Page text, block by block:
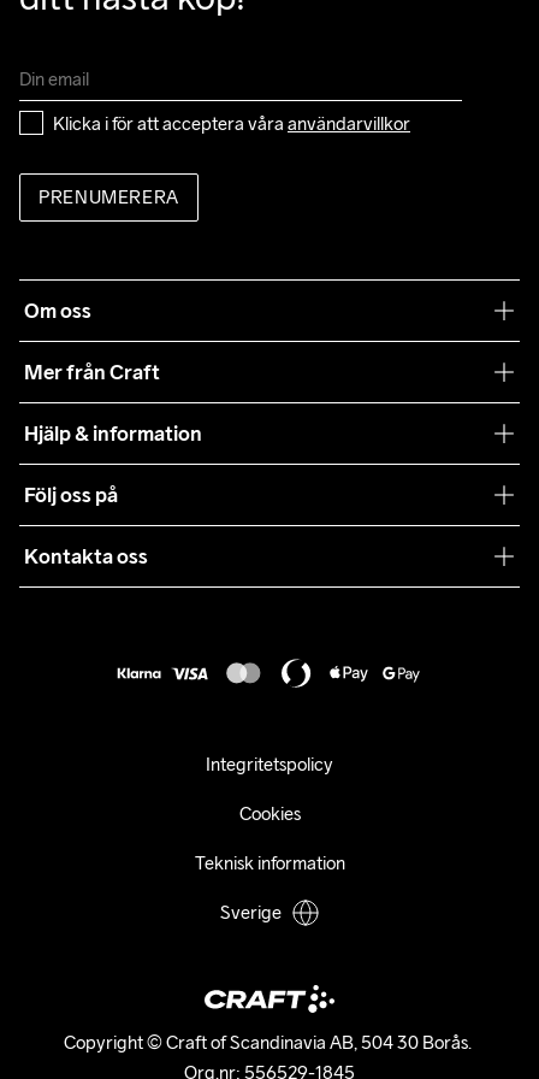
Klicka i för att acceptera våra användarvillkor
PRENUMERERA
Om oss
Mer från Craft
Teamwear
Hållbarhet
Samarbeten
Hjälp & information
Våra köpvillkor
Retur
Följ oss på
Kontakta oss
Copyright © Craft of Scandinavia AB, 504 30 Borås.
Org.nr: 556529-1845
Integritetspolicy
Cookies
Teknisk information
Sverige